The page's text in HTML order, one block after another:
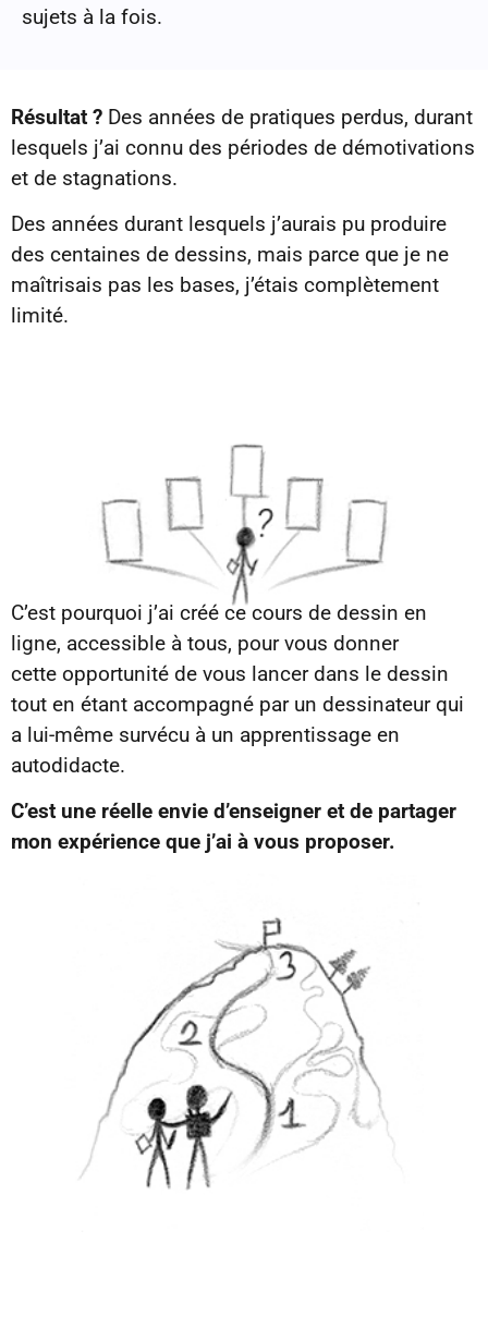
sujets à la fois.
Résultat ? Des années de pratiques perdus, durant
lesquels j’ai connu des périodes de démotivations
et de stagnations.
Des années durant lesquels j’aurais pu produire
des centaines de dessins, mais parce que je ne
maîtrisais pas les bases, j’étais complètement
limité.
C’est pourquoi j’ai créé ce cours de dessin en
ligne, accessible à tous, pour vous donner
cette opportunité de vous lancer dans le dessin
tout en étant accompagné par un dessinateur qui
a lui-même survécu à un apprentissage en
autodidacte.
C’est une réelle envie d’enseigner et de partager
mon expérience que j’ai à vous proposer.
Le programme